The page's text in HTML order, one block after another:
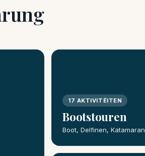
17 AKTIVITÉITEN
Bootstouren
Boot, Delfinen, Katamaran